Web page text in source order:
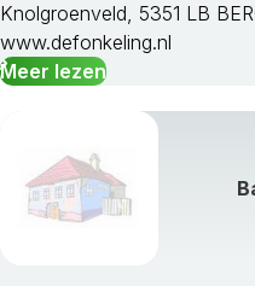
Knolgroenveld, 5351 LB
www.defonkeling.nl
Meer lezen